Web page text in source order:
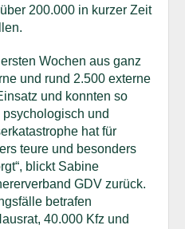
200.000 in kurzer Zeit
Wochen aus ganz
und rund 2.500 externe
und konnten so
und
hat für
teure und besonders
blickt Sabine
GDV zurück.
betrafen
40.000 Kfz und